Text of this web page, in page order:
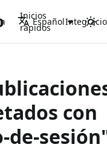
Inicios
rápidos
Español
con
de-